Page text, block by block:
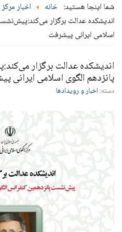
شما اینجا هستید: خانه
اخبار مرکز
اندیشکده عدالت برگزار
اسلامی ایرانی پیشرفت
اندیشکده عدالت برگزار
پانزدهم الگوی اسلامی ایرانی
دسته:اخبار و رویدادها